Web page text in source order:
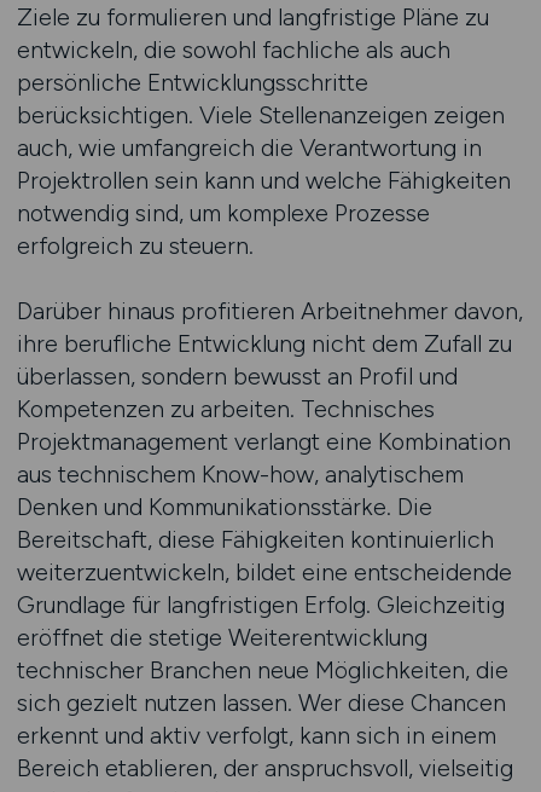
Ziele zu formulieren und langfristige Pläne zu
entwickeln, die sowohl fachliche als auch
persönliche Entwicklungsschritte
berücksichtigen. Viele Stellenanzeigen zeigen
auch, wie umfangreich die Verantwortung in
Projektrollen sein kann und welche Fähigkeiten
notwendig sind, um komplexe Prozesse
erfolgreich zu steuern.
Darüber hinaus profitieren Arbeitnehmer davon,
ihre berufliche Entwicklung nicht dem Zufall zu
überlassen, sondern bewusst an Profil und
Kompetenzen zu arbeiten. Technisches
Projektmanagement verlangt eine Kombination
aus technischem Know-how, analytischem
Denken und Kommunikationsstärke. Die
Bereitschaft, diese Fähigkeiten kontinuierlich
weiterzuentwickeln, bildet eine entscheidende
Grundlage für langfristigen Erfolg. Gleichzeitig
eröffnet die stetige Weiterentwicklung
technischer Branchen neue Möglichkeiten, die
sich gezielt nutzen lassen. Wer diese Chancen
erkennt und aktiv verfolgt, kann sich in einem
Bereich etablieren, der anspruchsvoll, vielseitig